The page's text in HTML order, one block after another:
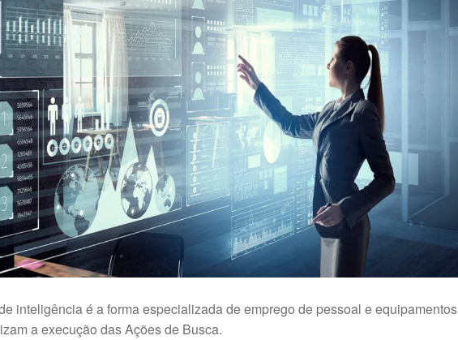
inteligência é a forma especializada de emprego de pessoal e equipamentos
a execução das Ações de Busca.